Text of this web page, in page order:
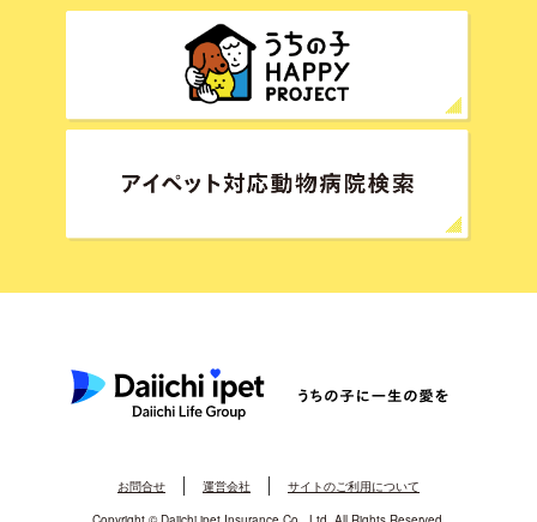
お問合せ 運営会社
サイトのご利用について